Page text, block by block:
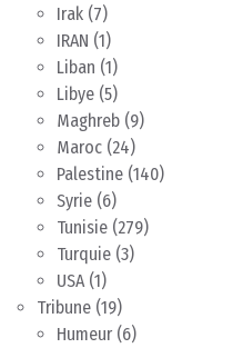
Irak (7)
IRAN (1)
Liban (1)
Libye (5)
Maghreb (9)
Maroc (24)
Palestine (140)
Syrie (6)
Tunisie (279)
Turquie (3)
USA(1)
Tribune (19)
Humeur (6)